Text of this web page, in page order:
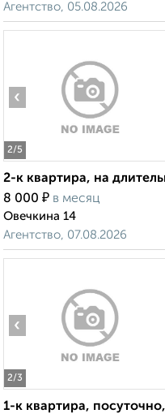
Агентство, 05.08.2026
2/5
‹
2-к квартира, на
8 000 ₽ в месяц
Овечкина 14
Агентство, 07.08.2026
2/3
‹
1-к квартира,